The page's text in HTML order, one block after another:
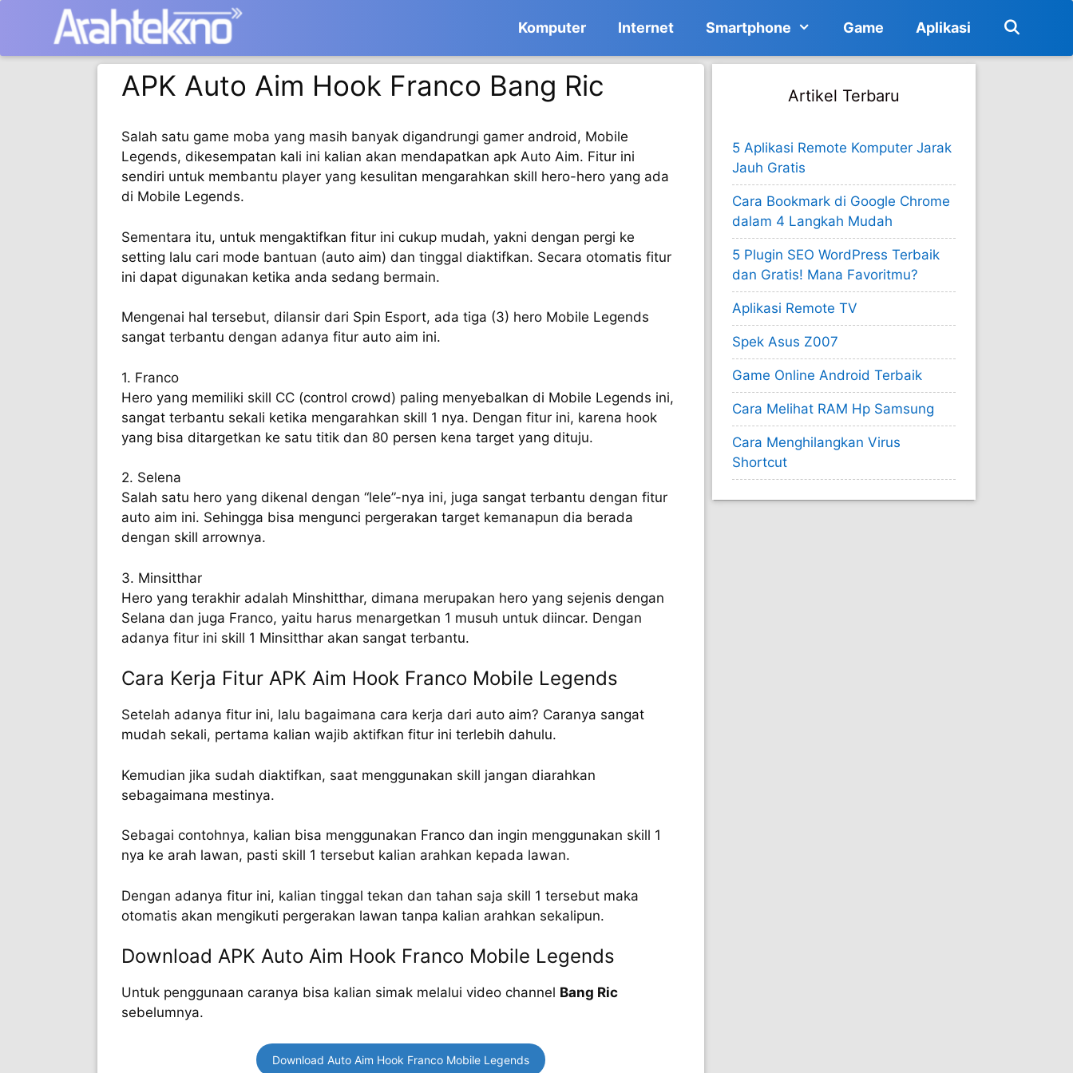
Komputer Internet Smartphone Game Aplikasi
APK Auto Aim Hook Franco Bang Ric
Salah satu game moba yang masih banyak digandrungi gamer android, Mobile
Legends, dikesempatan kali ini kalian akan mendapatkan apk Auto Aim. Fitur ini
sendiri untuk membantu player yang kesulitan mengarahkan skill hero-hero yang ada
di Mobile Legends.
Sementara itu, untuk mengaktifkan fitur ini cukup mudah, yakni dengan pergi ke
setting lalu cari mode bantuan (auto aim) dan tinggal diaktifkan. Secara otomatis fitur
ini dapat digunakan ketika anda sedang bermain.
Mengenai hal tersebut, dilansir dari Spin Esport, ada tiga (3) hero Mobile Legends
sangat terbantu dengan adanya fitur auto aim ini.
1. Franco
Hero yang memiliki skill CC (control crowd) paling menyebalkan di Mobile Legends ini,
sangat terbantu sekali ketika mengarahkan skill 1 nya. Dengan fitur ini, karena hook
yang bisa ditargetkan ke satu titik dan 80 persen kena target yang dituju.
2. Selena
Salah satu hero yang dikenal dengan “lele”-nya ini, juga sangat terbantu dengan fitur
auto aim ini. Sehingga bisa mengunci pergerakan target kemanapun dia berada
dengan skill arrownya.
3. Minsitthar
Hero yang terakhir adalah Minshitthar, dimana merupakan hero yang sejenis dengan
Selana dan juga Franco, yaitu harus menargetkan 1 musuh untuk diincar. Dengan
adanya fitur ini skill 1 Minsitthar akan sangat terbantu.
Cara Kerja Fitur APK Aim Hook Franco Mobile Legends
Setelah adanya fitur ini, lalu bagaimana cara kerja dari auto aim? Caranya sangat
mudah sekali, pertama kalian wajib aktifkan fitur ini terlebih dahulu.
Kemudian jika sudah diaktifkan, saat menggunakan skill jangan diarahkan
sebagaimana mestinya.
Sebagai contohnya, kalian bisa menggunakan Franco dan ingin menggunakan skill 1
nya ke arah lawan, pasti skill 1 tersebut kalian arahkan kepada lawan.
Dengan adanya fitur ini, kalian tinggal tekan dan tahan saja skill 1 tersebut maka
otomatis akan mengikuti pergerakan lawan tanpa kalian arahkan sekalipun.
Download APK Auto Aim Hook Franco Mobile Legends
Untuk penggunaan caranya bisa kalian simak melalui video channel Bang Ric
sebelumnya.
Download Auto Aim Hook Franco Mobile Legends
Artikel Terbaru
5 Aplikasi Remote Komputer Jarak
Jauh Gratis
Cara Bookmark di Google Chrome
dalam 4 Langkah Mudah
5 Plugin SEO WordPress Terbaik
dan Gratis! Mana Favoritmu?
Aplikasi Remote TV
Spek Asus Z007
Game Online Android Terbaik
Cara Melihat RAM Hp Samsung
Cara Menghilangkan Virus
Shortcut